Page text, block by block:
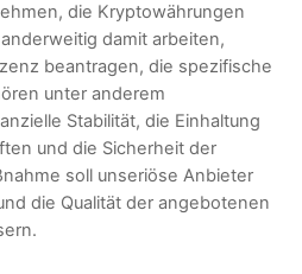
die Kryptowährungen
damit arbeiten,
beantragen, die spezifische
unter anderem
Stabilität, die Einhaltung
und die Sicherheit der
soll unseriöse Anbieter
die Qualität der angebotenen